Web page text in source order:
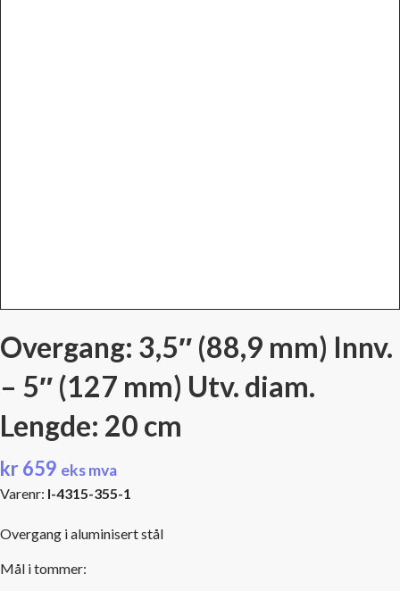
Overgang: 3,5″ (88,9 mm) Innv.
– 5″ (127 mm) Utv. diam.
Lengde: 20 cm
kr659 eks mva
Varenr: I-4315-355-1
Overgang i aluminisert stål
Mål i tommer: